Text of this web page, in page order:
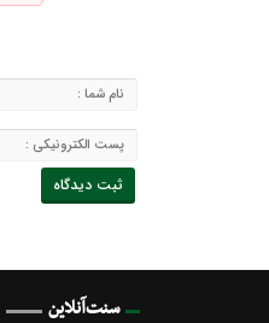
سنت‌آنلاین